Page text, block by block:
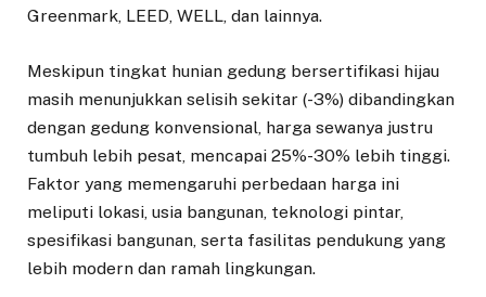
Greenmark, LEED, WELL, dan lainnya.
Meskipun tingkat hunian gedung bersertifikasi hijau
masih menunjukkan selisih sekitar (-3%) dibandingkan
dengan gedung konvensional, harga sewanya justru
tumbuh lebih pesat, mencapai 25%-30% lebih tinggi.
Faktor yang memengaruhi perbedaan harga ini
meliputi lokasi, usia bangunan, teknologi pintar,
spesifikasi bangunan, serta fasilitas pendukung yang
lebih modern dan ramah lingkungan.